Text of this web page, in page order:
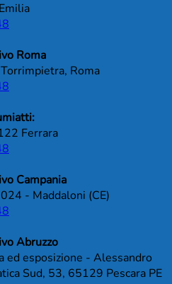
Roma
Roma
Ferrara
Campania
- Maddaloni (CE)
Abruzzo
ed esposizione - Alessandro
Sud, 53, 65129 Pescara PE